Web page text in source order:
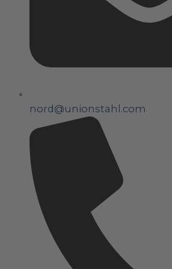
nord@unionstahl.com